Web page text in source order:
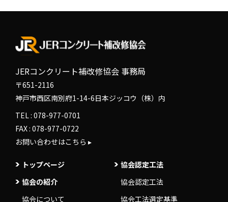
JERコンクリート補改修協会 事務局
〒651-2116
神戸市西区南別府1-14-6日本ジッコウ（株）内
TEL : 078-977-0701
FAX : 078-977-0722
お問い合わせはこちら ▸
トップページ
協会の紹介
協会について
協会認定工法
協会認定工法
協会工法選定基準